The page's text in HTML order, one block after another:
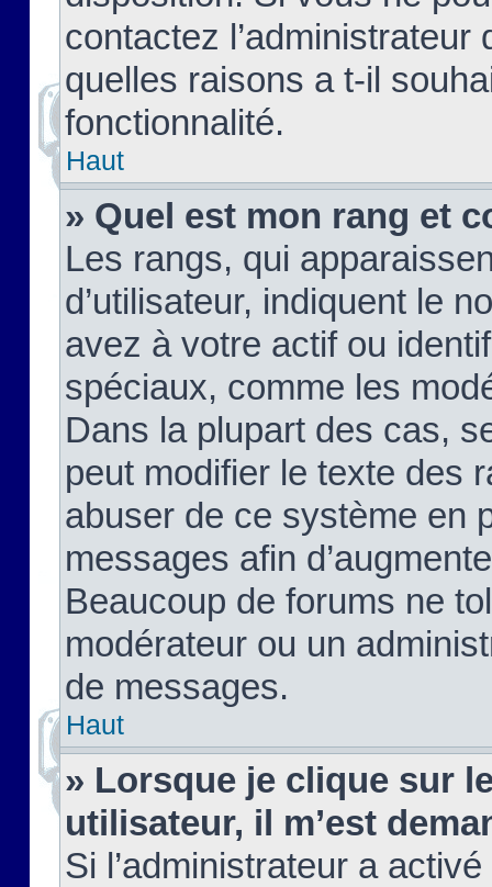
contactez
quelles raisons a t-il
fonctionnalité.
Haut
» Quel est mon rang et
Les rangs, qui
d’utilisateur, indiquent le
avez à votre actif ou
spéciaux, comme les
Dans la plupart des cas,
peut modifier le texte des
abuser de ce système en
messages afin
Beaucoup de forums ne
modérateur ou un
de messages.
Haut
» Lorsque je clique sur
utilisateur, il m’est
Si l’administrateur a